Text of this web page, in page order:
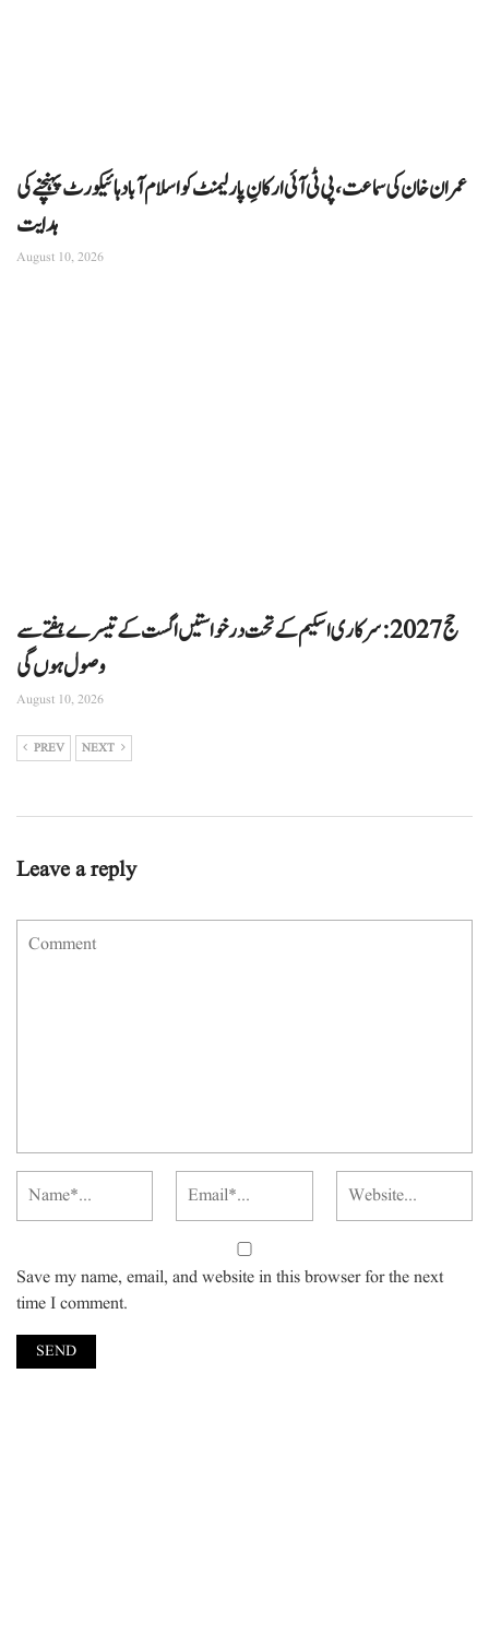
عمران خان کی سماعت، پی ٹی آئی ارکانِ پارلیمنٹ کو اسلام آباد ہائیکورٹ پہنچنے کی
ہدایت
August 10, 2026
حج 2027: سرکاری اسکیم کے تحت درخواستیں اگست کے تیسرے ہفتے سے
وصول ہوں گی
August 10, 2026
PREV NEXT
Leave a reply
Save my name, email, and website in this browser for the next
time I comment.